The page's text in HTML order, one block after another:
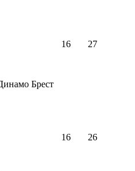
Брест
16 27
16 26